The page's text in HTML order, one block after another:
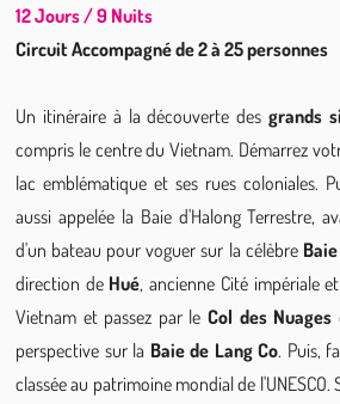
12 Jours / 9 Nuits
Circuit Accompagné de 2 à 25 personnes
Un itinéraire à la découverte des grands
compris le centre du Vietnam. Démarrez
lac emblématique et ses rues coloniales.
aussi appelée la Baie d'Halong Terrestre,
d'un bateau pour voguer sur la célèbre
direction de Hué, ancienne Cité impériale
Vietnam et passez par le Col des Nuages
perspective sur la Baie de Lang Co. Puis,
classée au patrimoine mondial de l'UNESCO.